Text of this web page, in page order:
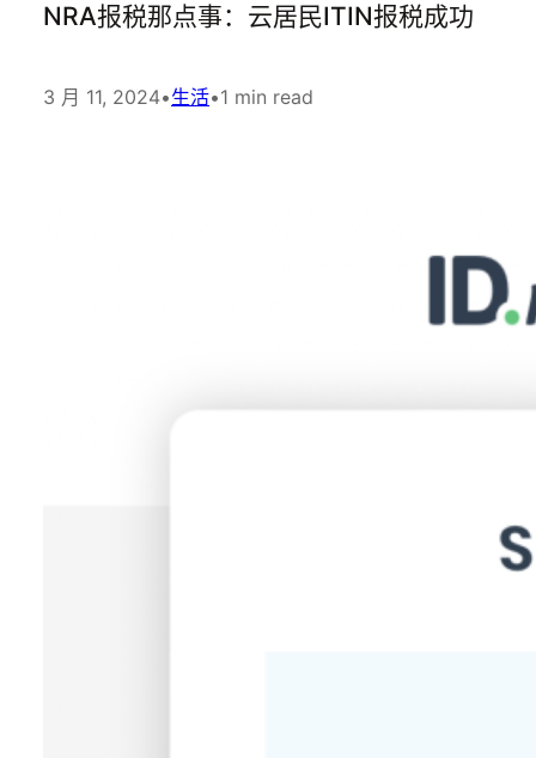
NRA报税那点事：云居民ITIN报税成功
3 月 11, 2024•生活•1 min read